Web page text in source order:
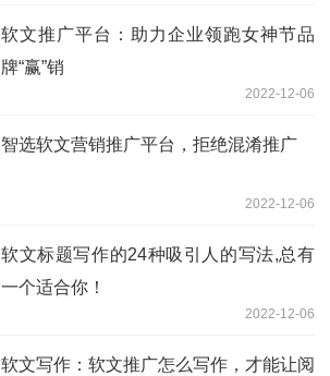
软文推广平台：助力企业领跑女神节品
牌“赢”销
2022-12-06
智选软文营销推广平台，拒绝混淆推广
2022-12-06
软文标题写作的24种吸引人的写法,总有
一个适合你！
2022-12-06
软文写作：软文推广怎么写作，才能让阅